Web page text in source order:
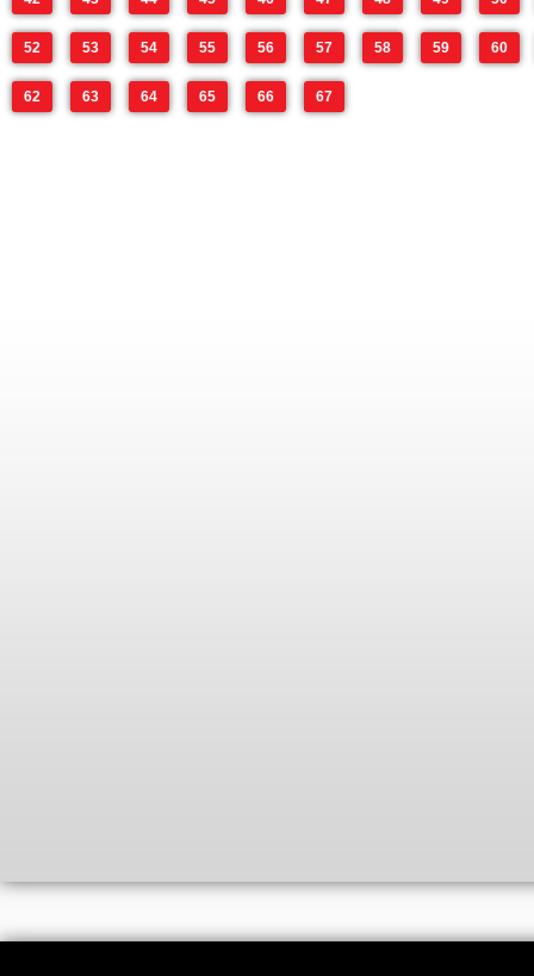
52 53 54 55 56 57 58 59 60
62 63 64 65 66 67